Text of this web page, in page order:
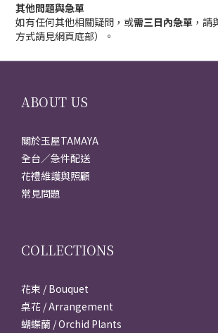
其他問題與急單
如有任何其他相關疑問，或需三日內急單 ，請
方式請見網頁底部）。
ABOUT US
關於玉屋TAMAYA
全台／急件配送
花禮維護與照顧
常見問題
COLLECTIONS
花束 / Bouquet
桌花 / Arrangement
蝴蝶蘭 / Orchid Plants